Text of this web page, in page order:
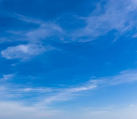
Nutzungserlebnis
können Sie Ihre